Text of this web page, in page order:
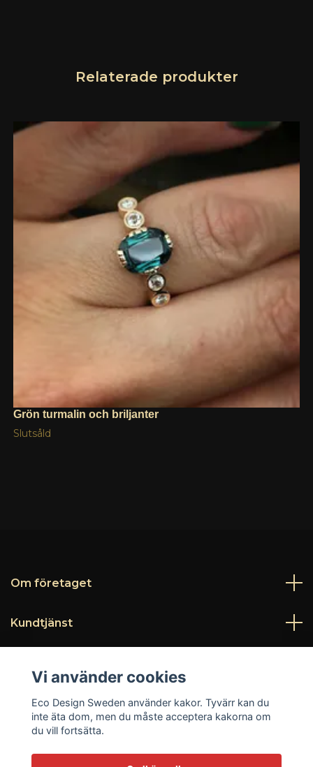
Grön turmalin och briljanter
Slutsåld
Om företaget
Kundtjänst
Sociala medier
Vi använder cookies
Eco Design Sweden använder kakor. Tyvärr kan du
inte äta dom, men du måste acceptera kakorna om
du vill fortsätta.